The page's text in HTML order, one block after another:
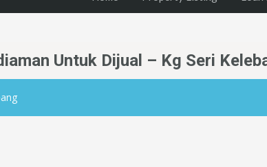
Untuk Dijual – Kg Seri